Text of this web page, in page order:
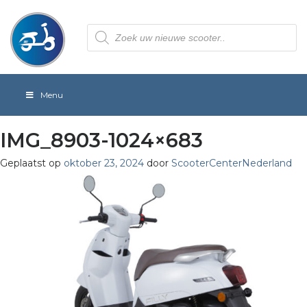
Producten
zoeken
Menu
IMG_8903-1024×683
Geplaatst op oktober 23, 2024 door ScooterCenterNederland